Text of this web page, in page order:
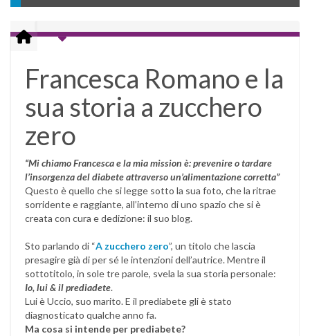
Francesca Romano e la
sua storia a zucchero
zero
“Mi chiamo Francesca e la mia mission è: prevenire o tardare
l’insorgenza del diabete attraverso un’alimentazione corretta”
Questo è quello che si legge sotto la sua foto, che la ritrae
sorridente e raggiante, all’interno di uno spazio che si è
creata con cura e dedizione: il suo blog.
Sto parlando di “A zucchero zero”, un titolo che lascia
presagire già di per sé le intenzioni dell’autrice. Mentre il
sottotitolo, in sole tre parole, svela la sua storia personale:
Io, lui & il prediadete.
Lui è Uccio, suo marito. E il prediabete gli è stato
diagnosticato qualche anno fa.
Ma cosa si intende per prediabete?